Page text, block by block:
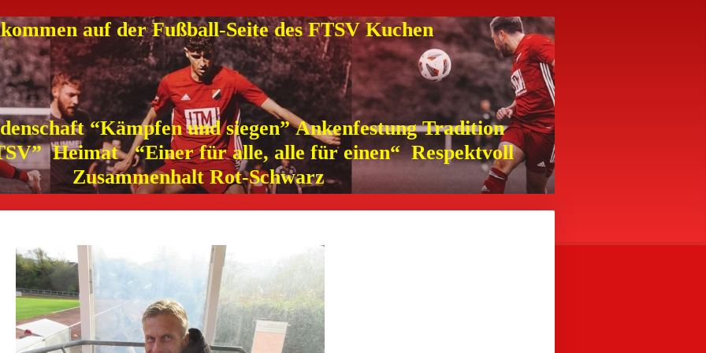
auf der Fußball-Seite des FTSV Kuchen
“Kämpfen und siegen” Ankenfestung Tradition
Heimat “Einer für alle, alle für einen“ Respektvoll
Zusammenhalt Rot-Schwarz